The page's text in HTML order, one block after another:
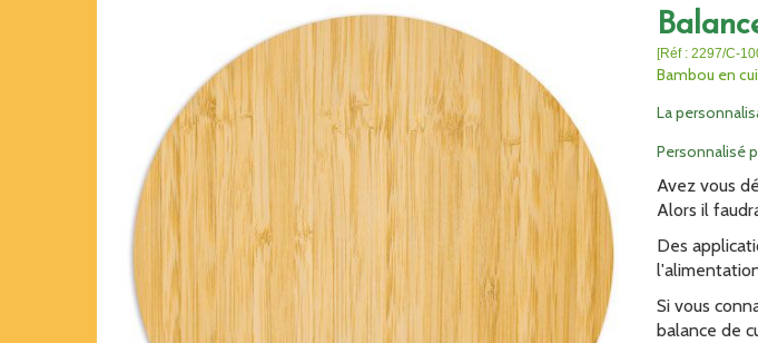
[Réf : 2297/C-
Bambou en
La
Personnalisé
Avez vous
Alors il
Des
Si vous
balance de